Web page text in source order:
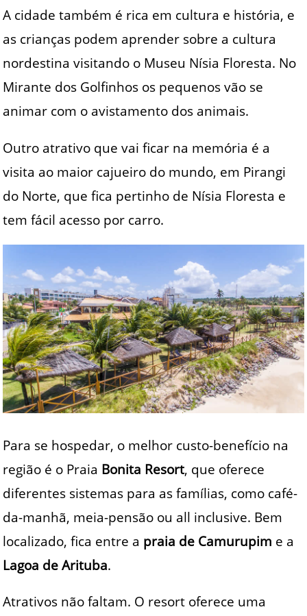
A cidade também é rica em cultura e história, e
as crianças podem aprender sobre a cultura
nordestina visitando o Museu Nísia Floresta. No
Mirante dos Golfinhos os pequenos vão se
animar com o avistamento dos animais.
Outro atrativo que vai ficar na memória é a
visita ao maior cajueiro do mundo, em Pirangi
do Norte, que fica pertinho de Nísia Floresta e
tem fácil acesso por carro.
Para se hospedar, o melhor custo-benefício na
região é o Praia Bonita Resort, que oferece
diferentes sistemas para as famílias, como café-
da-manhã, meia-pensão ou all inclusive. Bem
localizado, fica entre a praia de Camurupim e a
Lagoa de Arituba.
Atrativos não faltam. O resort oferece uma